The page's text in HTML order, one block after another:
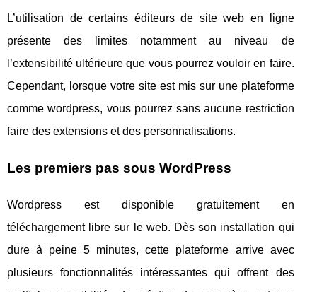
L’utilisation de certains éditeurs de site web en ligne
présente des limites notamment au niveau de
l’extensibilité ultérieure que vous pourrez vouloir en faire.
Cependant, lorsque votre site est mis sur une plateforme
comme wordpress, vous pourrez sans aucune restriction
faire des extensions et des personnalisations.
Les premiers pas sous WordPress
Wordpress est disponible gratuitement en
téléchargement libre sur le web. Dès son installation qui
dure à peine 5 minutes, cette plateforme arrive avec
plusieurs fonctionnalités intéressantes qui offrent des